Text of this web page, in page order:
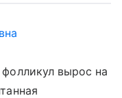
вырос на